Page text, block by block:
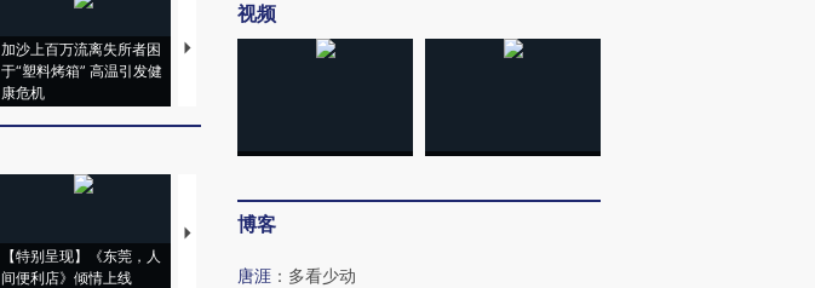
加沙上百万流离失所者困
于“塑料烤箱” 高温引发健
康危机
视线｜HYROX的吸金
马航飞行员跨国走私7万
【特别呈现】《东莞，人
间便利店》倾情上线
【推广】走进第四届链博
视频
博客
唐涯 ： 多看少动